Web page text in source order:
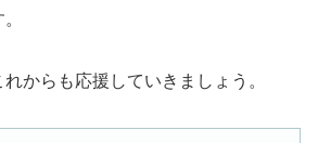
からも応援していきましょう。